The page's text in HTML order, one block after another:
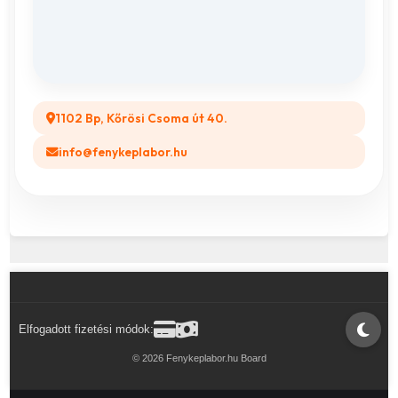
1102 Bp, Kőrösi Csoma út 40.
info@fenykeplabor.hu
Elfogadott fizetési módok:
© 2026 Fenykeplabor.hu Board